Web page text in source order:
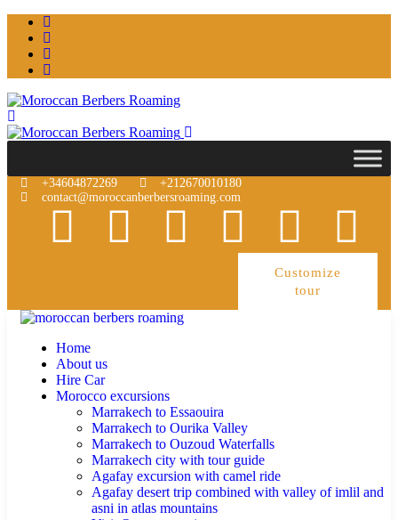
+34604872269
+212670010180
contact@moroccanberbersroaming.com
Customize
tour
Home
About us
Hire Car
Morocco excursions
Marrakech to Essaouira
Marrakech to Ourika Valley
Marrakech to Ouzoud Waterfalls
Marrakech city with tour guide
Agafay excursion with camel ride
Agafay desert trip combined with valley of imlil and
asni in atlas mountains